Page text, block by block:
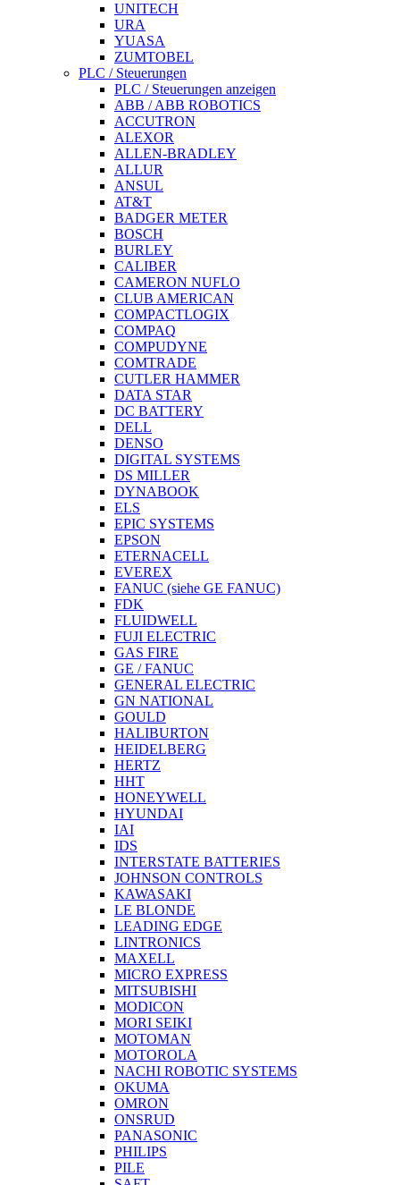
UNITECH
URA
YUASA
ZUMTOBEL
PLC / Steuerungen
PLC / Steuerungen anzeigen
ABB / ABB ROBOTICS
ACCUTRON
ALEXOR
ALLEN-BRADLEY
ALLUR
ANSUL
AT&T
BADGER METER
BOSCH
BURLEY
CALIBER
CAMERON NUFLO
CLUB AMERICAN
COMPACTLOGIX
COMPAQ
COMPUDYNE
COMTRADE
CUTLER HAMMER
DATA STAR
DC BATTERY
DELL
DENSO
DIGITAL SYSTEMS
DS MILLER
DYNABOOK
ELS
EPIC SYSTEMS
EPSON
ETERNACELL
EVEREX
FANUC (siehe GE FANUC)
FDK
FLUIDWELL
FUJI ELECTRIC
GAS FIRE
GE / FANUC
GENERAL ELECTRIC
GN NATIONAL
GOULD
HALIBURTON
HEIDELBERG
HERTZ
HHT
HONEYWELL
HYUNDAI
IAI
IDS
INTERSTATE BATTERIES
JOHNSON CONTROLS
KAWASAKI
LE BLONDE
LEADING EDGE
LINTRONICS
MAXELL
MICRO EXPRESS
MITSUBISHI
MODICON
MORI SEIKI
MOTOMAN
MOTOROLA
NACHI ROBOTIC SYSTEMS
OKUMA
OMRON
ONSRUD
PANASONIC
PHILIPS
PILE